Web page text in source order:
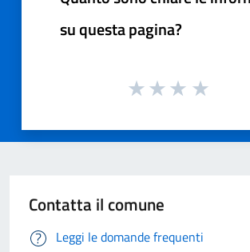
su questa pagina?
Contatta il comune
Leggi le domande frequenti